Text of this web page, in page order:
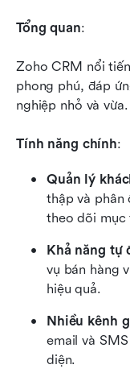
Tổng quan:
Zoho CRM nổi
phong phú, đáp
nghiệp nhỏ và vừa.
Tính năng chính:
Quản lý
thập và phân
theo dõi mục
Khả năng tự
vụ bán hàng
hiệu quả.
Nhiều kênh
email và
diện.